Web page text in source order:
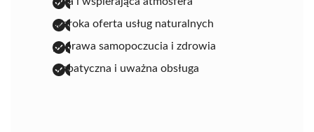
szeroka oferta usług naturalnych
poprawa samopoczucia i zdrowia
empatyczna i uważna obsługa